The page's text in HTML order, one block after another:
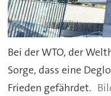
Bei der WTO, der
Sorge, dass eine
Frieden gefährdet.